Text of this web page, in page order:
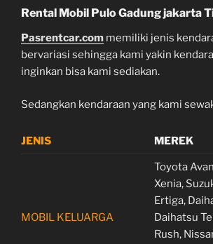
Rental Mobil Pulo Gadung jakarta
Pasrentcar.com memiliki jenis
bervariasi sehingga kami yakin
inginkan bisa kami sediakan.
Sedangkan kendaraan yang kami
JENIS MEREK
MOBIL KELUARGA
Toyota
Xenia,
Ertiga,
Daihatsu
Rush,